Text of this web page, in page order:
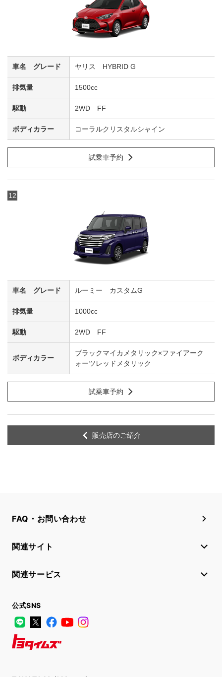
ヤリス HYBRID G
1500cc
2WD FF
コーラルクリスタルシャイン
試乗車予約
12
ルーミー カスタムG
1000cc
2WD FF
ブラックマイカメタリック×ファイアーク
ォーツレッドメタリック
試乗車予約
販売店のご紹介
FAQ・お問い合わせ
関連サイト
関連サービス
公式SNS
LINE
X FacebookYouTube